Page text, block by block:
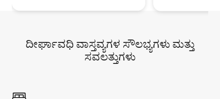
ದೀರ್ಘಾವಧಿ ವಾಸ್ತವ್ಯಗಳ ಸೌಲಭ್ಯಗಳು ಮತ್ತು
ಸವಲತ್ತುಗಳು